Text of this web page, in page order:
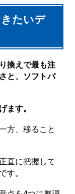
たいデ
換えで最も注
と、ソフトバ
ます。
方、移ること
直に把握して
す。